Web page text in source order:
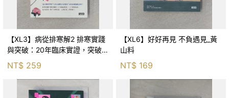
【XL3】病從排寒解2 排寒實踐
與突破：20年臨床實證，突破排
寒盲點，防治疫毒流感的中醫養
命方略！_李璧如
NT$ 259
【XL6】好好再見 不負遇見_黃
山料
NT$ 169